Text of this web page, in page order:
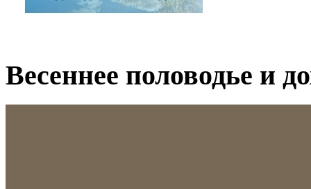
Весеннее половодье и